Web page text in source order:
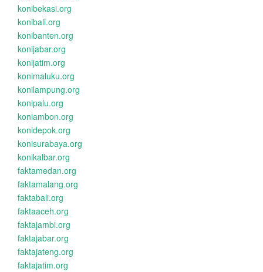
konibekasi.org
konibali.org
konibanten.org
konijabar.org
konijatim.org
konimaluku.org
konilampung.org
konipalu.org
koniambon.org
konidepok.org
konisurabaya.org
konikalbar.org
faktamedan.org
faktamalang.org
faktabali.org
faktaaceh.org
faktajambi.org
faktajabar.org
faktajateng.org
faktajatim.org